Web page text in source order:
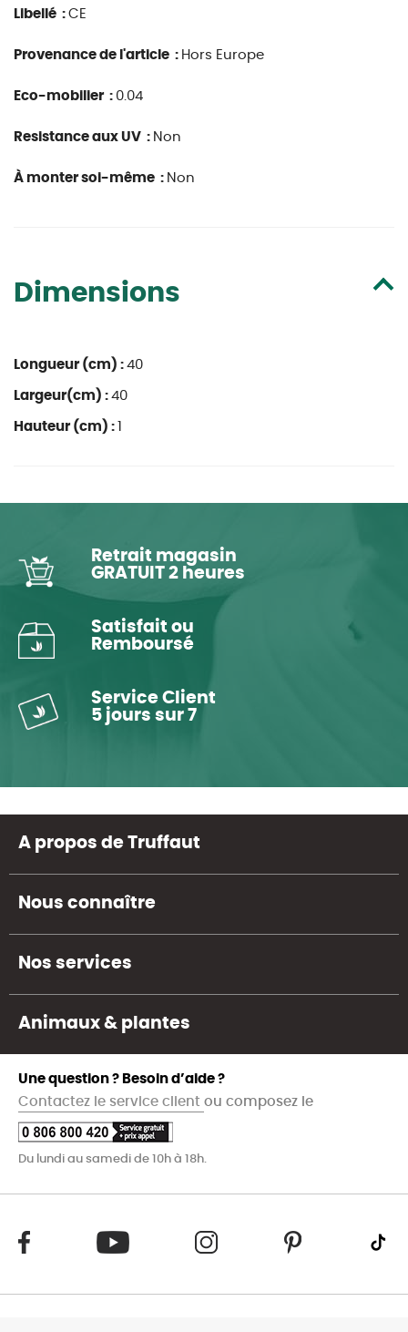
Libellé : CE
Provenance de l'article : Hors Europe
Eco-mobilier : 0.04
Resistance aux UV : Non
À monter soi-même : Non
Dimensions
Longueur (cm) : 40
Largeur(cm) : 40
Hauteur (cm) :
Retrait magasin
GRATUIT 2 heures
Satisfait ou
Remboursé
Service Client
5 jours sur 7
A propos de Truffaut
Nous connaître
Nos services
Animaux & plantes
Une question ? Besoin d’aide ?
Contactez le service client ou composez le
Du lundi au samedi de 10h à 18h.